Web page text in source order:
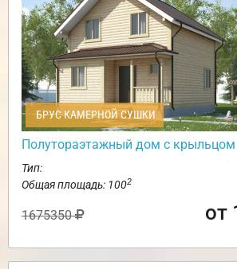
БРУС КАМЕРНОЙ СУШКИ
Полутораэтажный дом с крыльцом
Тип:
Общая площадь: 1002
1675350 от